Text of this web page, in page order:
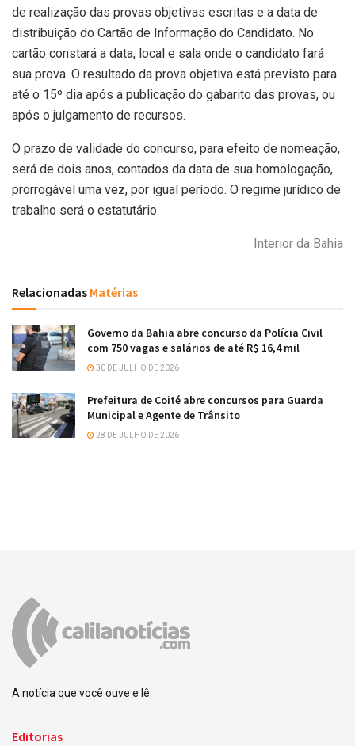
de realização das provas objetivas escritas e a data de
distribuição do Cartão de Informação do Candidato. No
cartão constará a data, local e sala onde o candidato fará
sua prova. O resultado da prova objetiva está previsto para
até o 15º dia após a publicação do gabarito das provas, ou
após o julgamento de recursos.
O prazo de validade do concurso, para efeito de nomeação,
será de dois anos, contados da data de sua homologação,
prorrogável uma vez, por igual período. O regime jurídico de
trabalho será o estatutário.
Interior da Bahia
Relacionadas Matérias
Governo da Bahia abre concurso da Polícia Civil
com 750 vagas e salários de até R$ 16,4 mil
30 DE JULHO DE 2026
Prefeitura de Coité abre concursos para Guarda
Municipal e Agente de Trânsito
28 DE JULHO DE 2026
A notícia que você ouve e lê.
Editorias